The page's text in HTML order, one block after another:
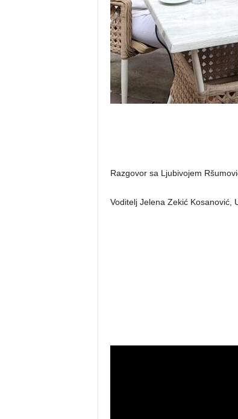
Razgovor sa Ljubivojem
Voditelj Jelena Zekić Kosanović,